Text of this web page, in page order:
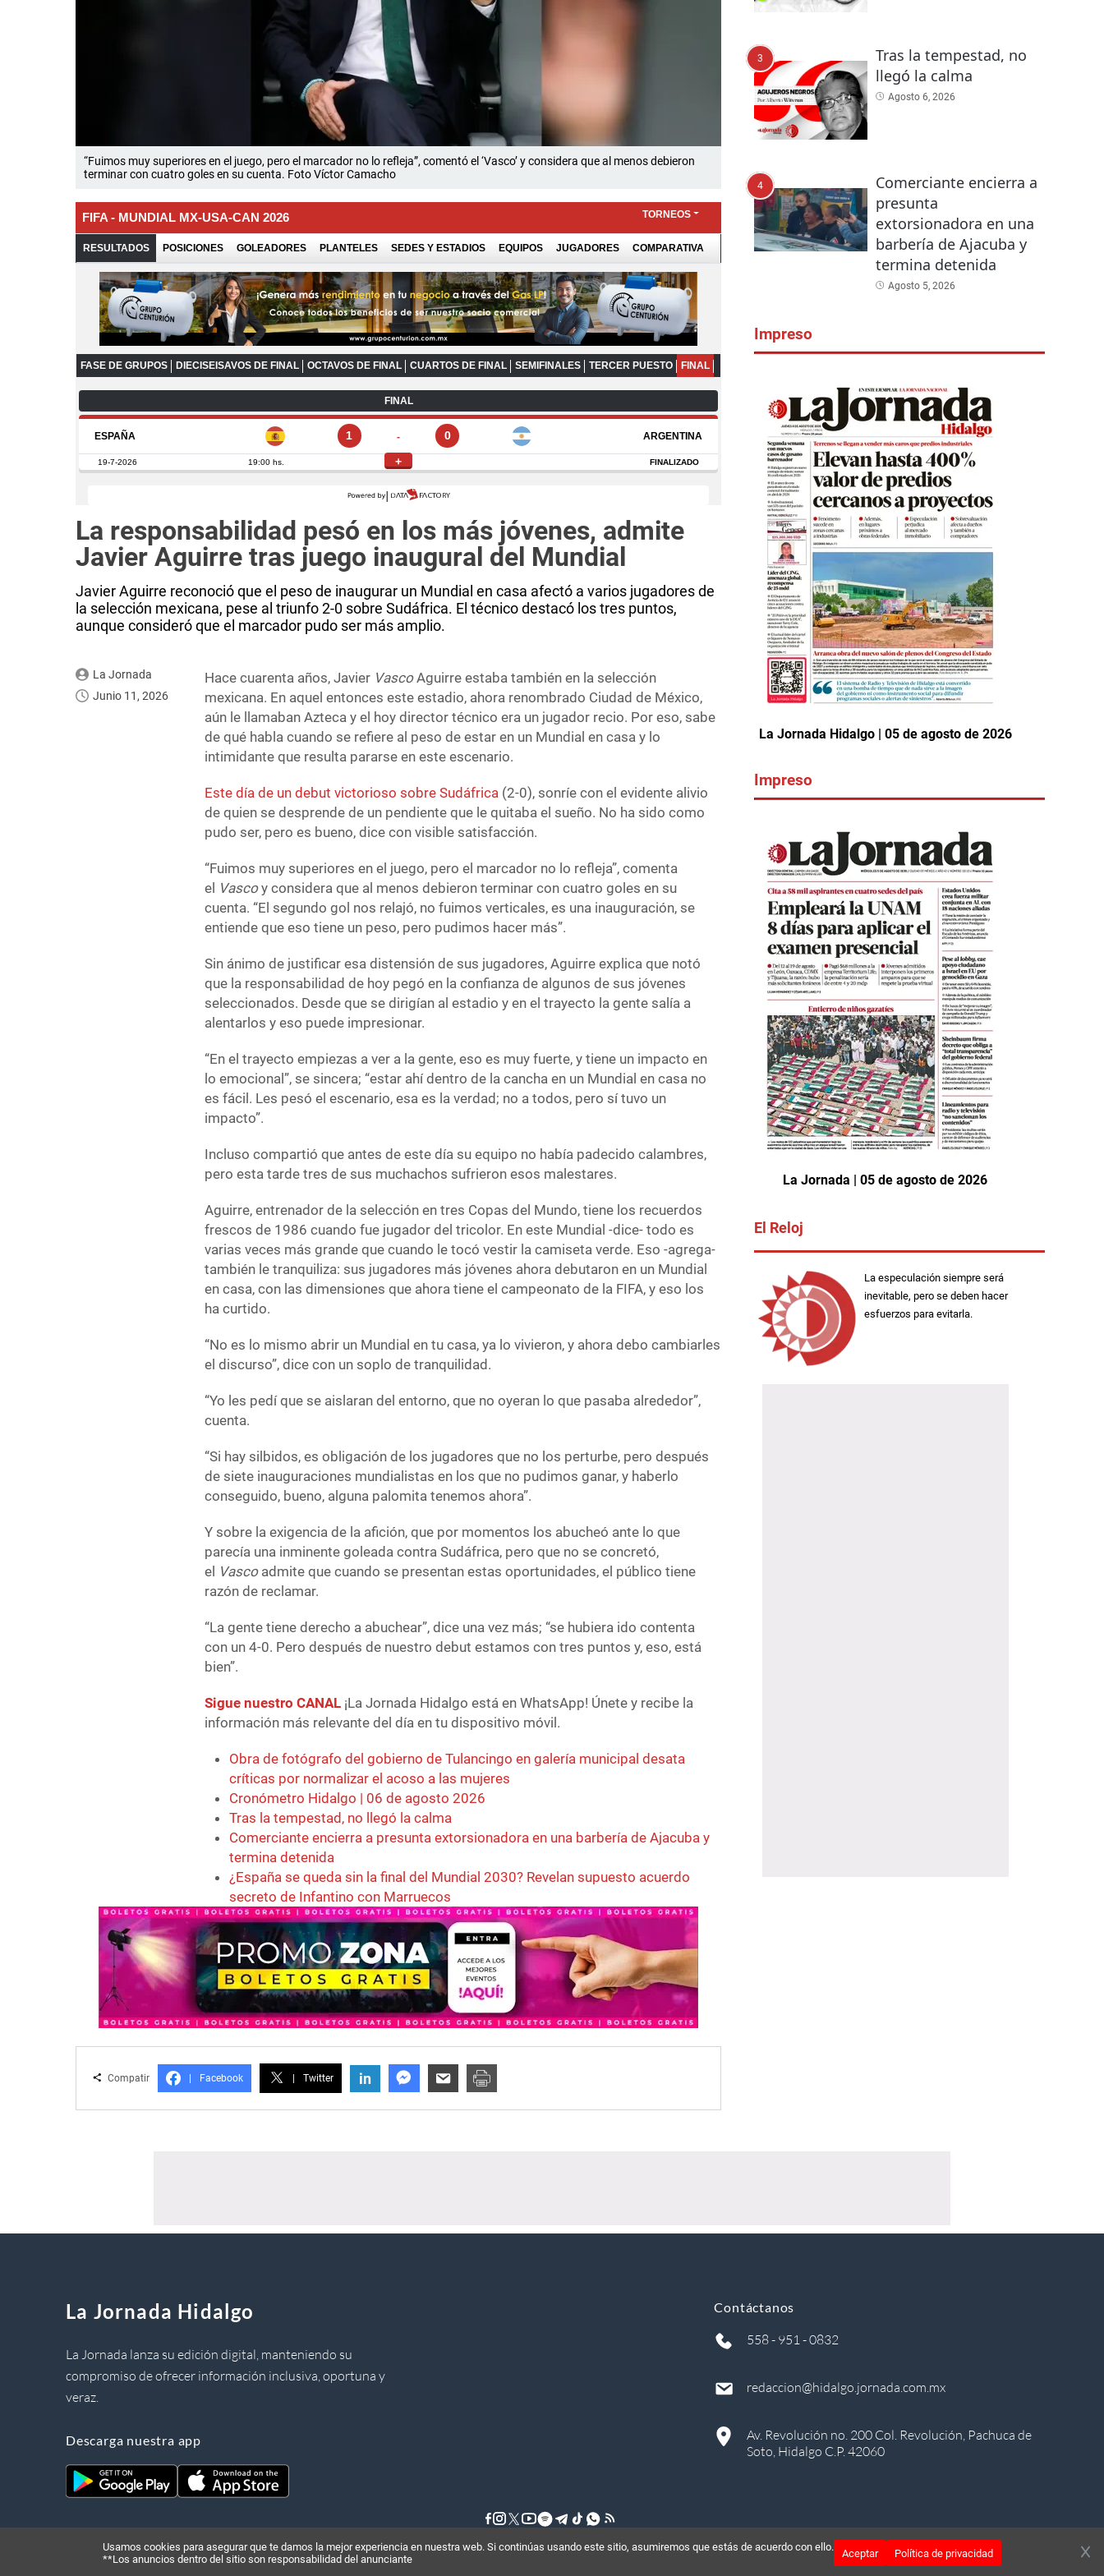
“Fuimos muy superiores en el juego, pero el marcador no lo refleja”, comentó el ‘Vasco’ y considera que al menos debieron
terminar con cuatro goles en su cuenta. Foto Víctor Camacho
La responsabilidad pesó en los más jóvenes, admite
Javier Aguirre tras juego inaugural del Mundial
Javier Aguirre reconoció que el peso de inaugurar un Mundial en casa afectó a varios jugadores de
la selección mexicana, pese al triunfo 2-0 sobre Sudáfrica. El técnico destacó los tres puntos,
aunque consideró que el marcador pudo ser más amplio.
La Jornada
Junio 11, 2026
Hace cuarenta años, Javier VascoAguirre estaba también en la selección
mexicana. En aquel entonces este estadio, ahora renombrado Ciudad de México,
aún le llamaban Azteca y el hoy director técnico era un jugador recio. Por eso, sabe
de qué habla cuando se refiere al peso de estar en un Mundial en casa y lo
intimidante que resulta pararse en este escenario.
Este día de un debut victorioso sobre Sudáfrica (2-0), sonríe con el evidente alivio
de quien se desprende de un pendiente que le quitaba el sueño. No ha sido como
pudo ser, pero es bueno, dice con visible satisfacción.
“Fuimos muy superiores en el juego, pero el marcador no lo refleja”, comenta
el Vascoy considera que al menos debieron terminar con cuatro goles en su
cuenta. “El segundo gol nos relajó, no fuimos verticales, es una inauguración, se
entiende que eso tiene un peso, pero pudimos hacer más”.
Sin ánimo de justificar esa distensión de sus jugadores, Aguirre explica que notó
que la responsabilidad de hoy pegó en la confianza de algunos de sus jóvenes
seleccionados. Desde que se dirigían al estadio y en el trayecto la gente salía a
alentarlos y eso puede impresionar.
“En el trayecto empiezas a ver a la gente, eso es muy fuerte, y tiene un impacto en
lo emocional”, se sincera; “estar ahí dentro de la cancha en un Mundial en casa no
es fácil. Les pesó el escenario, esa es la verdad; no a todos, pero sí tuvo un
impacto”.
Incluso compartió que antes de este día su equipo no había padecido calambres,
pero esta tarde tres de sus muchachos sufrieron esos malestares.
Aguirre, entrenador de la selección en tres Copas del Mundo, tiene los recuerdos
frescos de 1986 cuando fue jugador del tricolor. En este Mundial -dice- todo es
varias veces más grande que cuando le tocó vestir la camiseta verde. Eso -agrega-
también le tranquiliza: sus jugadores más jóvenes ahora debutaron en un Mundial
en casa, con las dimensiones que ahora tiene el campeonato de la FIFA, y eso los
ha curtido.
“No es lo mismo abrir un Mundial en tu casa, ya lo vivieron, y ahora debo cambiarles
el discurso”, dice con un soplo de tranquilidad.
“Yo les pedí que se aislaran del entorno, que no oyeran lo que pasaba alrededor”,
cuenta.
“Si hay silbidos, es obligación de los jugadores que no los perturbe, pero después
de siete inauguraciones mundialistas en los que no pudimos ganar, y haberlo
conseguido, bueno, alguna palomita tenemos ahora”.
Y sobre la exigencia de la afición, que por momentos los abucheó ante lo que
parecía una inminente goleada contra Sudáfrica, pero que no se concretó,
el Vascoadmite que cuando se presentan estas oportunidades, el público tiene
razón de reclamar.
“La gente tiene derecho a abuchear”, dice una vez más; “se hubiera ido contenta
con un 4-0. Pero después de nuestro debut estamos con tres puntos y, eso, está
bien”.
Sigue nuestro CANAL ¡La Jornada Hidalgo está en WhatsApp! Únete y recibe la
información más relevante del día en tu dispositivo móvil.
Obra de fotógrafo del gobierno de Tulancingo en galería municipal desata
críticas por normalizar el acoso a las mujeres
Cronómetro Hidalgo | 06 de agosto 2026
Tras la tempestad, no llegó la calma
Comerciante encierra a presunta extorsionadora en una barbería de Ajacuba y
termina detenida
¿España se queda sin la final del Mundial 2030? Revelan supuesto acuerdo
secreto de Infantino con Marruecos
Compatir Facebook Twitter in
3
Tras la tempestad, no
llegó la calma
Agosto 6, 2026
4
Comerciante encierra a
presunta
extorsionadora en una
barbería de Ajacuba y
termina detenida
Agosto 5, 2026
Impreso
La Jornada Hidalgo | 05 de agosto de 2026
Impreso
La Jornada | 05 de agosto de 2026
El Reloj
La especulación siempre será
inevitable, pero se deben hacer
esfuerzos para evitarla.
La Jornada Hidalgo
La Jornada lanza su edición digital, manteniendo su
compromiso de ofrecer información inclusiva, oportuna y
veraz.
Descarga nuestra app
Contáctanos
558 - 951 - 0832
redaccion@hidalgo.jornada.com.mx
Av. Revolución no. 200 Col. Revolución, Pachuca de
Soto, Hidalgo C.P. 42060
©2026, Todos los derechos reservados
Usamos cookies para asegurar que te damos la mejor experiencia en nuestra web. Si continúas usando este sitio, asumiremos que estás de acuerdo con ello.
**Los anuncios dentro del sitio son responsabilidad del anunciante
Aceptar Política de privacidad